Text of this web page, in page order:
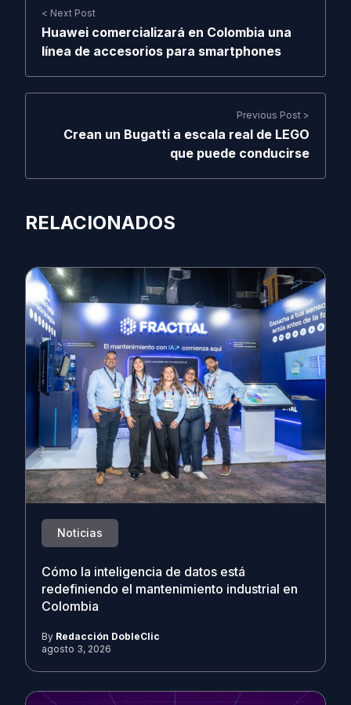
< Next Post
Huawei comercializará en Colombia una
línea de accesorios para smartphones
Previous Post >
Crean un Bugatti a escala real de LEGO
que puede conducirse
RELACIONADOS
Noticias
Cómo la inteligencia de datos está
redefiniendo el mantenimiento industrial en
Colombia
By Redacción DobleClic
agosto 3, 2026